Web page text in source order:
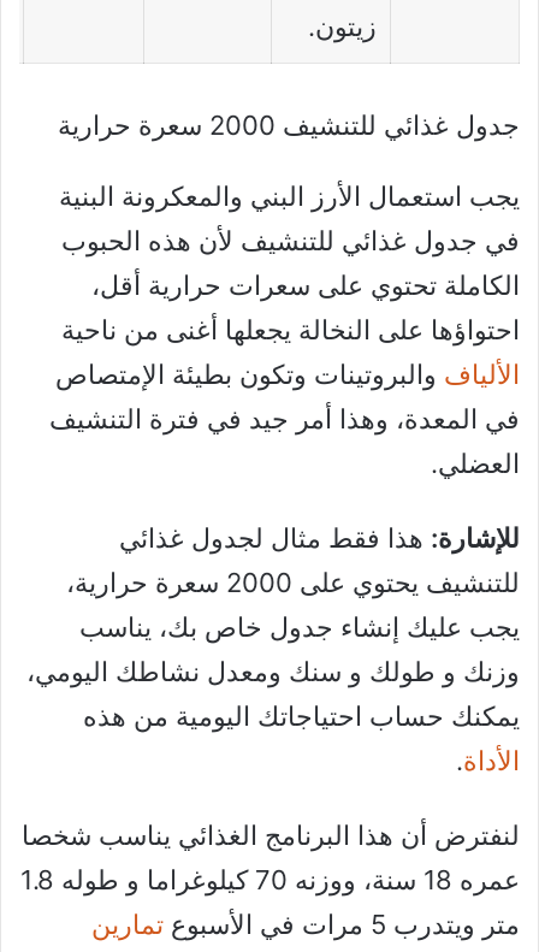
زيتون.
جدول غذائي للتنشيف 2000 سعرة حرارية
يجب استعمال الأرز البني والمعكرونة البنية
في جدول غذائي للتنشيف لأن هذه الحبوب
الكاملة تحتوي على سعرات حرارية أقل،
احتواؤها على النخالة يجعلها أغنى من ناحية
الألياف والبروتينات وتكون بطيئة الإمتصاص
في المعدة، وهذا أمر جيد في فترة التنشيف
العضلي.
للإشارة: هذا فقط مثال لجدول غذائي
للتنشيف يحتوي على 2000 سعرة حرارية،
يجب عليك إنشاء جدول خاص بك، يناسب
وزنك و طولك و سنك ومعدل نشاطك اليومي،
يمكنك حساب احتياجاتك اليومية من هذه
الأداة.
لنفترض أن هذا البرنامج الغذائي يناسب شخصا
عمره 18 سنة، ووزنه 70 كيلوغراما و طوله 1.8
متر ويتدرب 5 مرات في الأسبوع
تمارين